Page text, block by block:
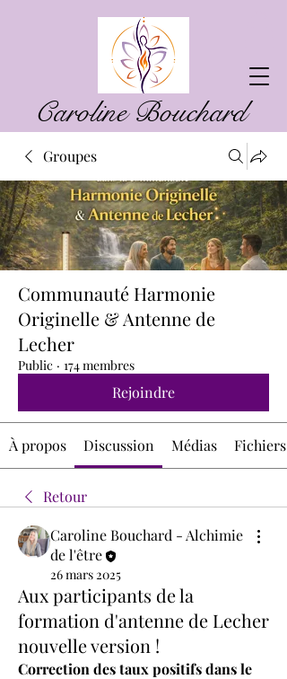
Caroline Bouchard
Groupes
Communauté Harmonie
Originelle & Antenne de
Lecher
Public · 174 membres
Rejoindre
À propos Discussion Médias Fichiers
Retour
Caroline Bouchard - Alchimie
de l'être
26 mars 2025
Aux participants de la
formation d'antenne de Lecher
nouvelle version !
Correction des taux positifs dans le